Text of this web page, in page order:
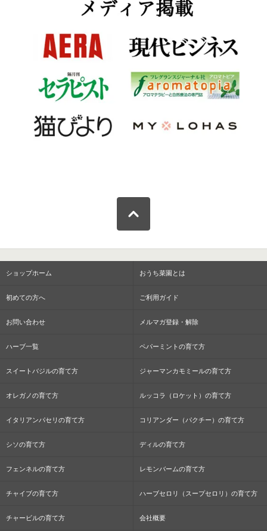
ショップホーム おうち菜園とは
初めての方へ ご利用ガイド
お問い合わせ メルマガ登録・解除
ハーブ一覧 ペパーミントの育て方
スイートバジルの育て方 ジャーマンカモミールの育て方
オレガノの育て方 ルッコラ（ロケット）の育て方
イタリアンパセリの育て方 コリアンダー（パクチー）の育て方
シソの育て方 ディルの育て方
フェンネルの育て方 レモンバームの育て方
チャイブの育て方 ハーブセロリ（スープセロリ）の育て方
チャービルの育て方 会社概要